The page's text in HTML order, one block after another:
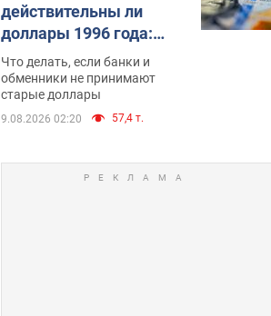
действительны ли
доллары 1996 года:
принимают ли
обменники и банки
такие купюры
Что делать, если банки и
обменники не принимают
старые доллары
9.08.2026 02:20 57,4 т.